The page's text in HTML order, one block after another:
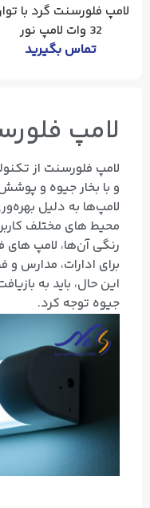
لامپ فلورسنت گرد با
32 وات لامپ نور
تماس بگیرید
لامپ
لامپ فلورسنت از
و با بخار جیوه و
لامپ‌ها به دلیل
محیط‌ های مختلف
رنگی آن‌ها، لامپ‌ های
برای ادارات، مدارس
این حال، باید به
جیوه توجه کرد.